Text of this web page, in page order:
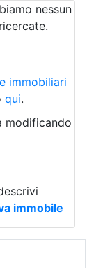
nessun
immobiliari
qui.
modificando
immobile